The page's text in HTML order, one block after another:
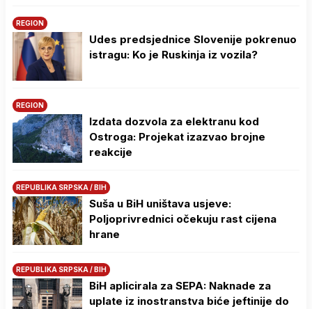
REGION
Udes predsjednice Slovenije pokrenuo
istragu: Ko je Ruskinja iz vozila?
REGION
Izdata dozvola za elektranu kod
Ostroga: Projekat izazvao brojne
reakcije
REPUBLIKA SRPSKA / BIH
Suša u BiH uništava usjeve:
Poljoprivrednici očekuju rast cijena
hrane
REPUBLIKA SRPSKA / BIH
BiH aplicirala za SEPA: Naknade za
uplate iz inostranstva biće jeftinije do